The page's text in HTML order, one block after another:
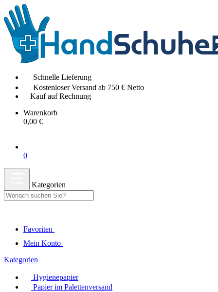
Schnelle Lieferung
Kostenloser Versand ab 750 € Netto
Kauf auf Rechnung
Warenkorb
0,00 €
0
Kategorien
Favoriten
Mein Konto
Kategorien
Hygienepapier
Papier im Palettenversand